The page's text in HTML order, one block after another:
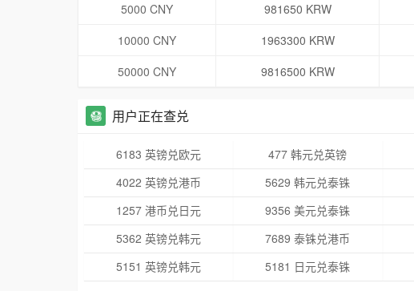
5000 CNY
981650 KRW
10000 CNY
1963300 KRW
50000 CNY
9816500 KRW
用户正在查兑
6183 英镑兑欧元 477 韩元兑英镑
4022 英镑兑港币
5629 韩元兑泰铢
1257 港币兑日元
9356 美元兑泰铢
5362 英镑兑韩元
7689 泰铢兑港币
5151 英镑兑韩元
5181 日元兑泰铢